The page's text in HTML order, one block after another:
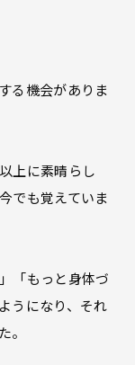
る機会がありま
上に素晴らし
でも覚えていま
「もっと身体づ
うになり、それ
。